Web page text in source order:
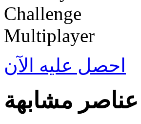
احصل عليه الآن
عناصر مشابهة